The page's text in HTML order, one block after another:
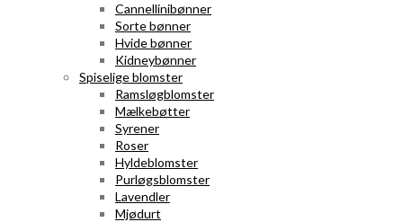
Cannellinibønner
Sorte bønner
Hvide bønner
Kidneybønner
Spiselige blomster
Ramsløgblomster
Mælkebøtter
Syrener
Roser
Hyldeblomster
Purløgsblomster
Lavendler
Mjødurt